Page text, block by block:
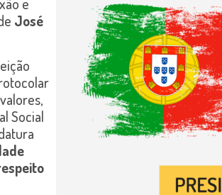
José
Social